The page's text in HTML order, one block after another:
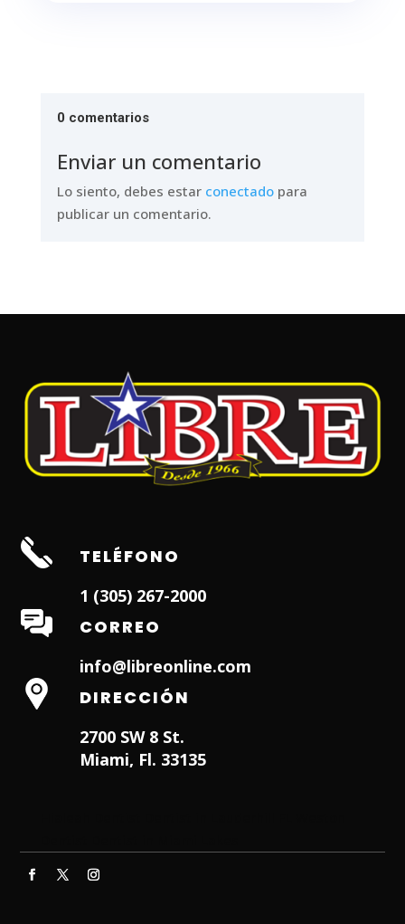
0 comentarios
Enviar un comentario
Lo siento, debes estar conectadopara
publicar un comentario.
TELÉFONO
1 (305) 267-2000
CORREO
info@libreonline.com
DIRECCIÓN
2700 SW 8 St.
Miami, Fl. 33135